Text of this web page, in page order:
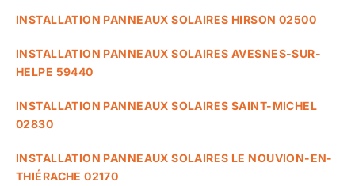
INSTALLATION PANNEAUX SOLAIRES HIRSON 02500
INSTALLATION PANNEAUX SOLAIRES AVESNES-SUR-
HELPE 59440
INSTALLATION PANNEAUX SOLAIRES SAINT-MICHEL
02830
INSTALLATION PANNEAUX SOLAIRES LE NOUVION-EN-
THIÉRACHE 02170